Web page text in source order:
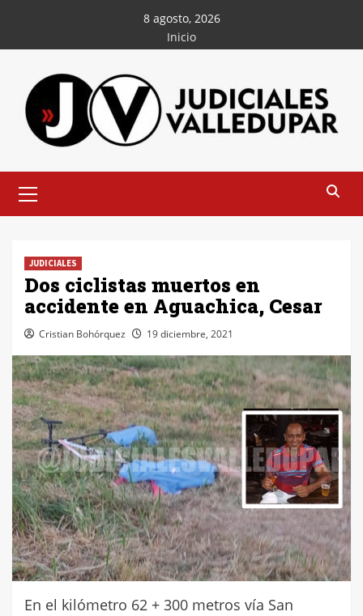
contenido
8 agosto, 2026
Inicio
principal
JUDICIALES
Dos ciclistas muertos en
accidente en Aguachica, Cesar
Cristian Bohórquez 19 diciembre, 2021
En el kilómetro 62 + 300 metros vía San